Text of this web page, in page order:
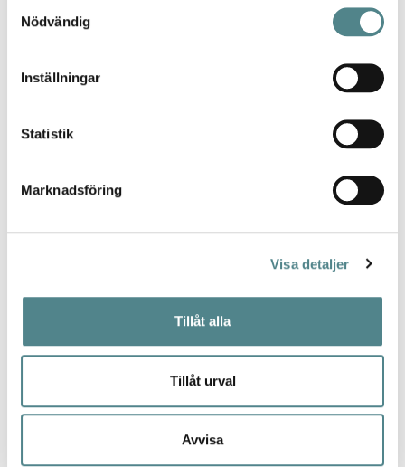
Nödvändig
Inställningar
Statistik
Marknadsföring
Visa detaljer
Tillåt alla
Tillåt urval
Avvisa
Jag rekommenderar Jobi för
kvalitet, utbud, design och de
Kontakta oss
FAQ
Leverans och retur